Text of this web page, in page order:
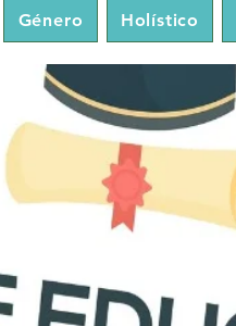
Género Holístico